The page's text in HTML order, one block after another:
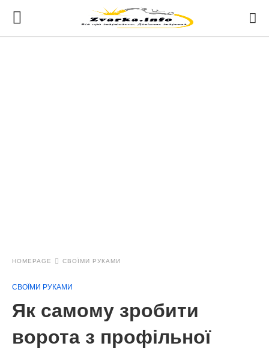
HOMEPAGE СВОЇМИ РУКАМИ
СВОЇМИ РУКАМИ
Як самому зробити
ворота з профільної